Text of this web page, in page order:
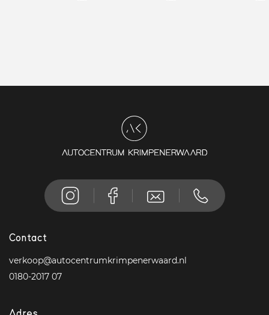
Contact
verkoop@autocentrumkrimpenerwaard.nl
0180-2017 07